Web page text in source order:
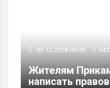
03.12.2018 09:03
Жителям
написать